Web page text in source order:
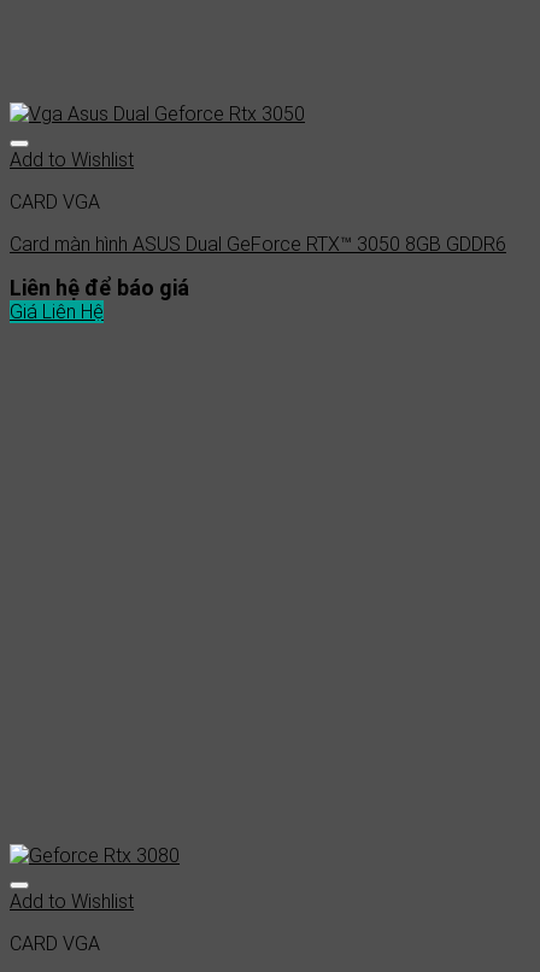
Add to Wishlist
CARD VGA
Card màn hình ASUS Dual GeForce RTX™ 3050 8GB GDDR6
Liên hệ để báo giá
Giá Liên Hệ
Add to Wishlist
CARD VGA